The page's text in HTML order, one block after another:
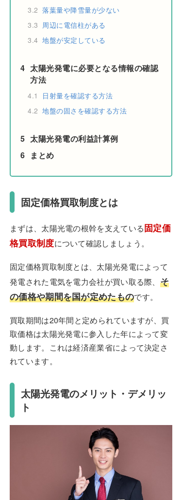
3.2 落葉量や降雪量が少ない
3.3 周辺に電信柱がある
3.4 地盤が安定している
4 太陽光発電に必要となる情報の確認
方法
4.1
日射量を確認する方法
4.2 地盤の固さを確認する方法
5 太陽光発電の利益計算例
6
まとめ
固定価格買取制度とは
まずは、太陽光電の根幹を支えている固定価
格買取制度について確認しましょう。
固定価格買取制度とは、太陽光発電によって
発電された電気を電力会社が買い取る際、 そ
の価格や期間を国が定めたものです。
買取期間は20年間と定められていますが、買
取価格は太陽光発電に参入した年によって変
動します。これは経済産業省によって決定さ
れています。
太陽光発電のメリット・デメリッ
ト